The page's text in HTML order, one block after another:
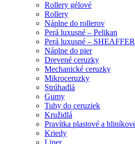
Rollery gélové
Rollery
Náplne do rollerov
Perá luxusné – Pelikan
Perá luxusné – SHEAFFER
Náplne do pier
Drevené ceruzky
Mechanické ceruzky
Mikroceruzky
Strúhadlá
Gumy
Tuhy do ceruziek
Kružidlá
Pravítka plastové a
Kriedy
Liner